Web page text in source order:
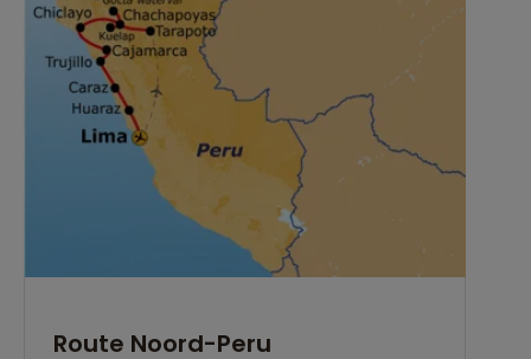
Route Noord-Peru